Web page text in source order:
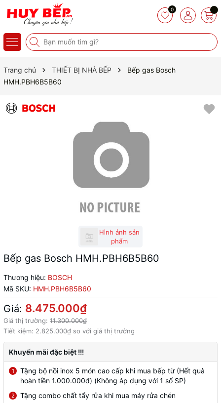
0
Trang chủ THIẾT BỊ NHÀ BẾP
Bếp gas Bosch
HMH.PBH6B5B60
Hình ảnh sản
phẩm
Bếp gas Bosch HMH.PBH6B5B60
Thương hiệu: BOSCH
Mã SKU: HMH.PBH6B5B60
Giá: 8.475.000₫
Giá thị trường: 11.300.000₫
Tiết kiệm: 2.825.000₫ so với giá thị trường
Khuyến mãi đặc biệt !!!
1
Tặng bộ nồi inox 5 món cao cấp khi mua bếp từ (Hết quà
hoàn tiền 1.000.000đ) (Không áp dụng với 1 số SP)
2 Tặng combo chất tẩy rửa khi mua máy rửa chén